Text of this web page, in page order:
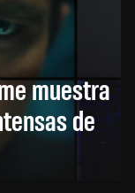
muestra
de